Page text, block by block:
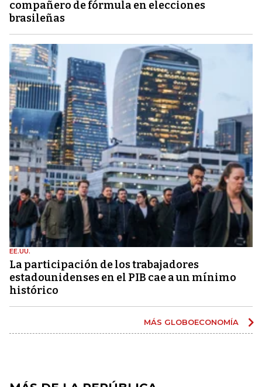
compañero de fórmula en elecciones
brasileñas
EE.UU.
La participación de los trabajadores
estadounidenses en el PIB cae a un mínimo
histórico
MÁS GLOBOECONOMÍA